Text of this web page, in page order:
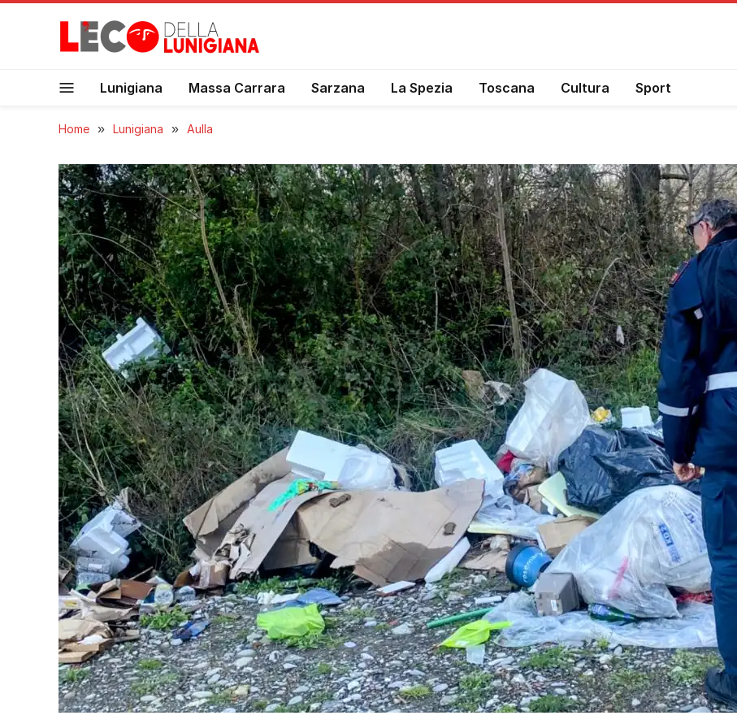
Lunigiana Massa Carrara Sarzana La Spezia Toscana Cultura Sport
Home » Lunigiana » Aulla